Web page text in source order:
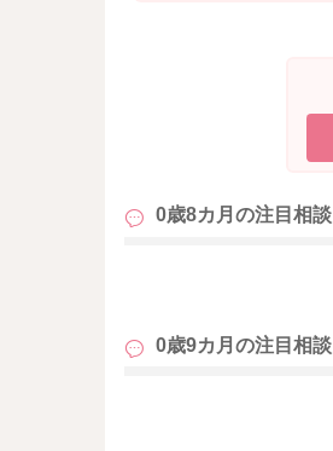
0歳8カ月の注目相談
0歳9カ月の注目相談